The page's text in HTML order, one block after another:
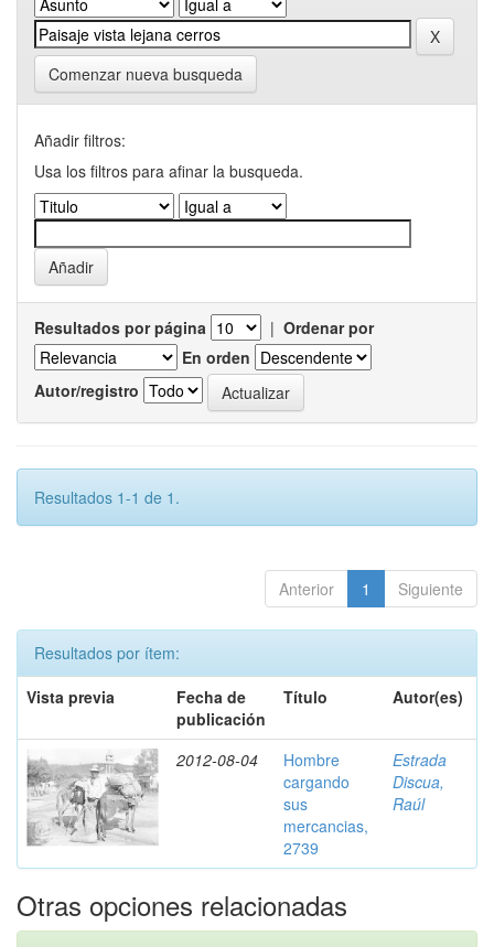
Comenzar nueva busqueda
Añadir filtros:
Usa los filtros para afinar la busqueda.
Resultados por página | Ordenar por
En orden
Autor/registro
Resultados 1-1 de 1.
Anterior 1 Siguiente
Resultados por ítem:
Vista previa
Fecha de
publicación
Título Autor(es)
2012-08-04
Hombre
cargando
sus
mercancias,
2739
Estrada
Discua,
Raúl
Otras opciones relacionadas